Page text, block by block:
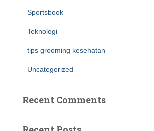
Sportsbook
Teknologi
tips grooming kesehatan
Uncategorized
Recent Comments